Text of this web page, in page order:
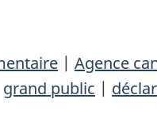
| Agence
grand public |